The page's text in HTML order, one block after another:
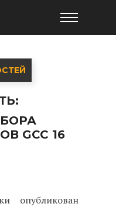
GCC 16
опубликован